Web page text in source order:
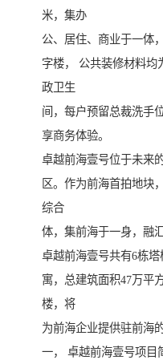
米，集办
公、居住、商业于一体
字楼， 公共装修材料均
政卫生
间，每户预留总裁洗手
享商务体验。
卓越前海壹号位于未来
区。作为前海首拍地块
综合
体，集前海于一身，融
卓越前海壹号共有6栋
寓，总建筑面积47万平
楼，将
为前海企业提供驻前海
一， 卓越前海壹号项目